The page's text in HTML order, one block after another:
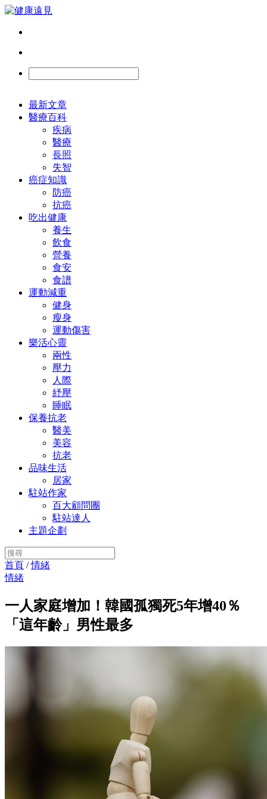
最新文章
醫療百科
疾病
醫療
長照
失智
癌症知識
防癌
抗癌
吃出健康
養生
飲食
營養
食安
食譜
運動減重
健身
瘦身
運動傷害
樂活心靈
兩性
壓力
人際
紓壓
睡眠
保養抗老
醫美
美容
抗老
品味生活
居家
駐站作家
百大顧問團
駐站達人
主題企劃
首頁 /情緒
情緒
一人家庭增加！韓國孤獨死5年增40％
「這年齡」男性最多